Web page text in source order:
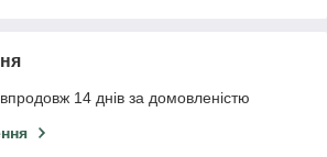
14 днів за домовленістю